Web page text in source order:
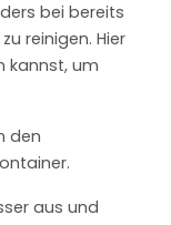
bei bereits
reinigen. Hier
kannst, um
den
aus und